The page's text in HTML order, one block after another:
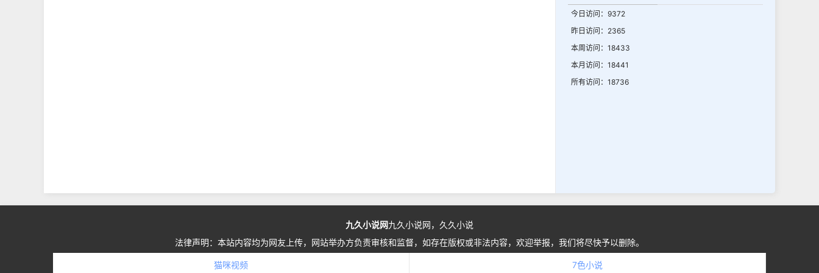
今日访问：9372
昨日访问：2365
本周访问：18433
本月访问：18441
所有访问：18736
九久小说网九久小说网，久久小说
法律声明：本站内容均为网友上传，网站举办方负责审核和监督，如存在版权或非法内容，欢迎举报，我们将尽快予以删除。
猫咪视频 7色小说